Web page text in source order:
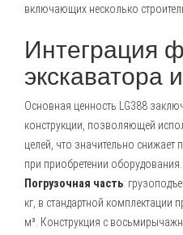
включающих несколько
Интеграция
экскаватора
Основная ценность LG388
конструкции, позволяющей
целей, что значительно снижает
при приобретении оборудования.
Погрузочная часть:
кг, в стандартной
м³. Конструкция с